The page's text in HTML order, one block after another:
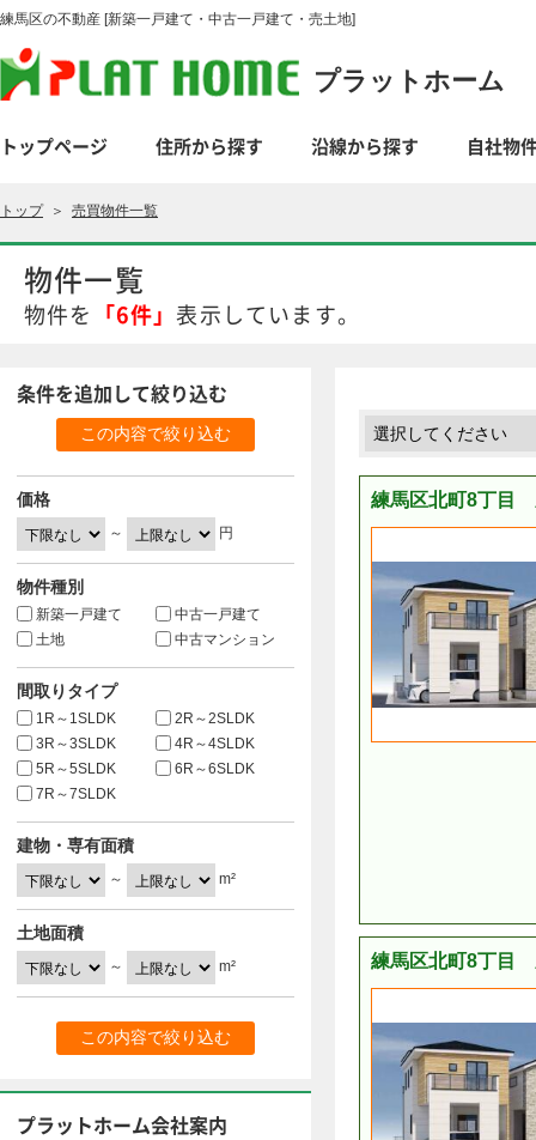
練馬区の不動産 [新築一戸建て・中古一戸建て・売土地]
プラットホーム
トップページ 住所から探す 沿線から探す 自社物
トップ＞ 売買物件一覧
物件一覧
物件を 「6件」表示しています。
練馬区北町8丁目
練馬区北町8丁目
条件を追加して絞り込む
価格
～ 円
物件種別
新築一戸建て
中古一戸建て
土地
中古マンション
間取りタイプ
1R～1SLDK
2R～2SLDK
3R～3SLDK
4R～4SLDK
5R～5SLDK
6R～6SLDK
7R～7SLDK
建物・専有面積
～ m²
土地面積
～ m²
プラットホーム会社案内